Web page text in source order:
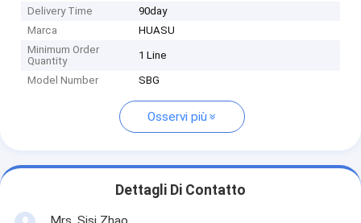
Delivery Time
90day
Marca
HUASU
Minimum Order
Quantity
1 Line
Model Number SBG
Osservi più
Dettagli Di Contatto